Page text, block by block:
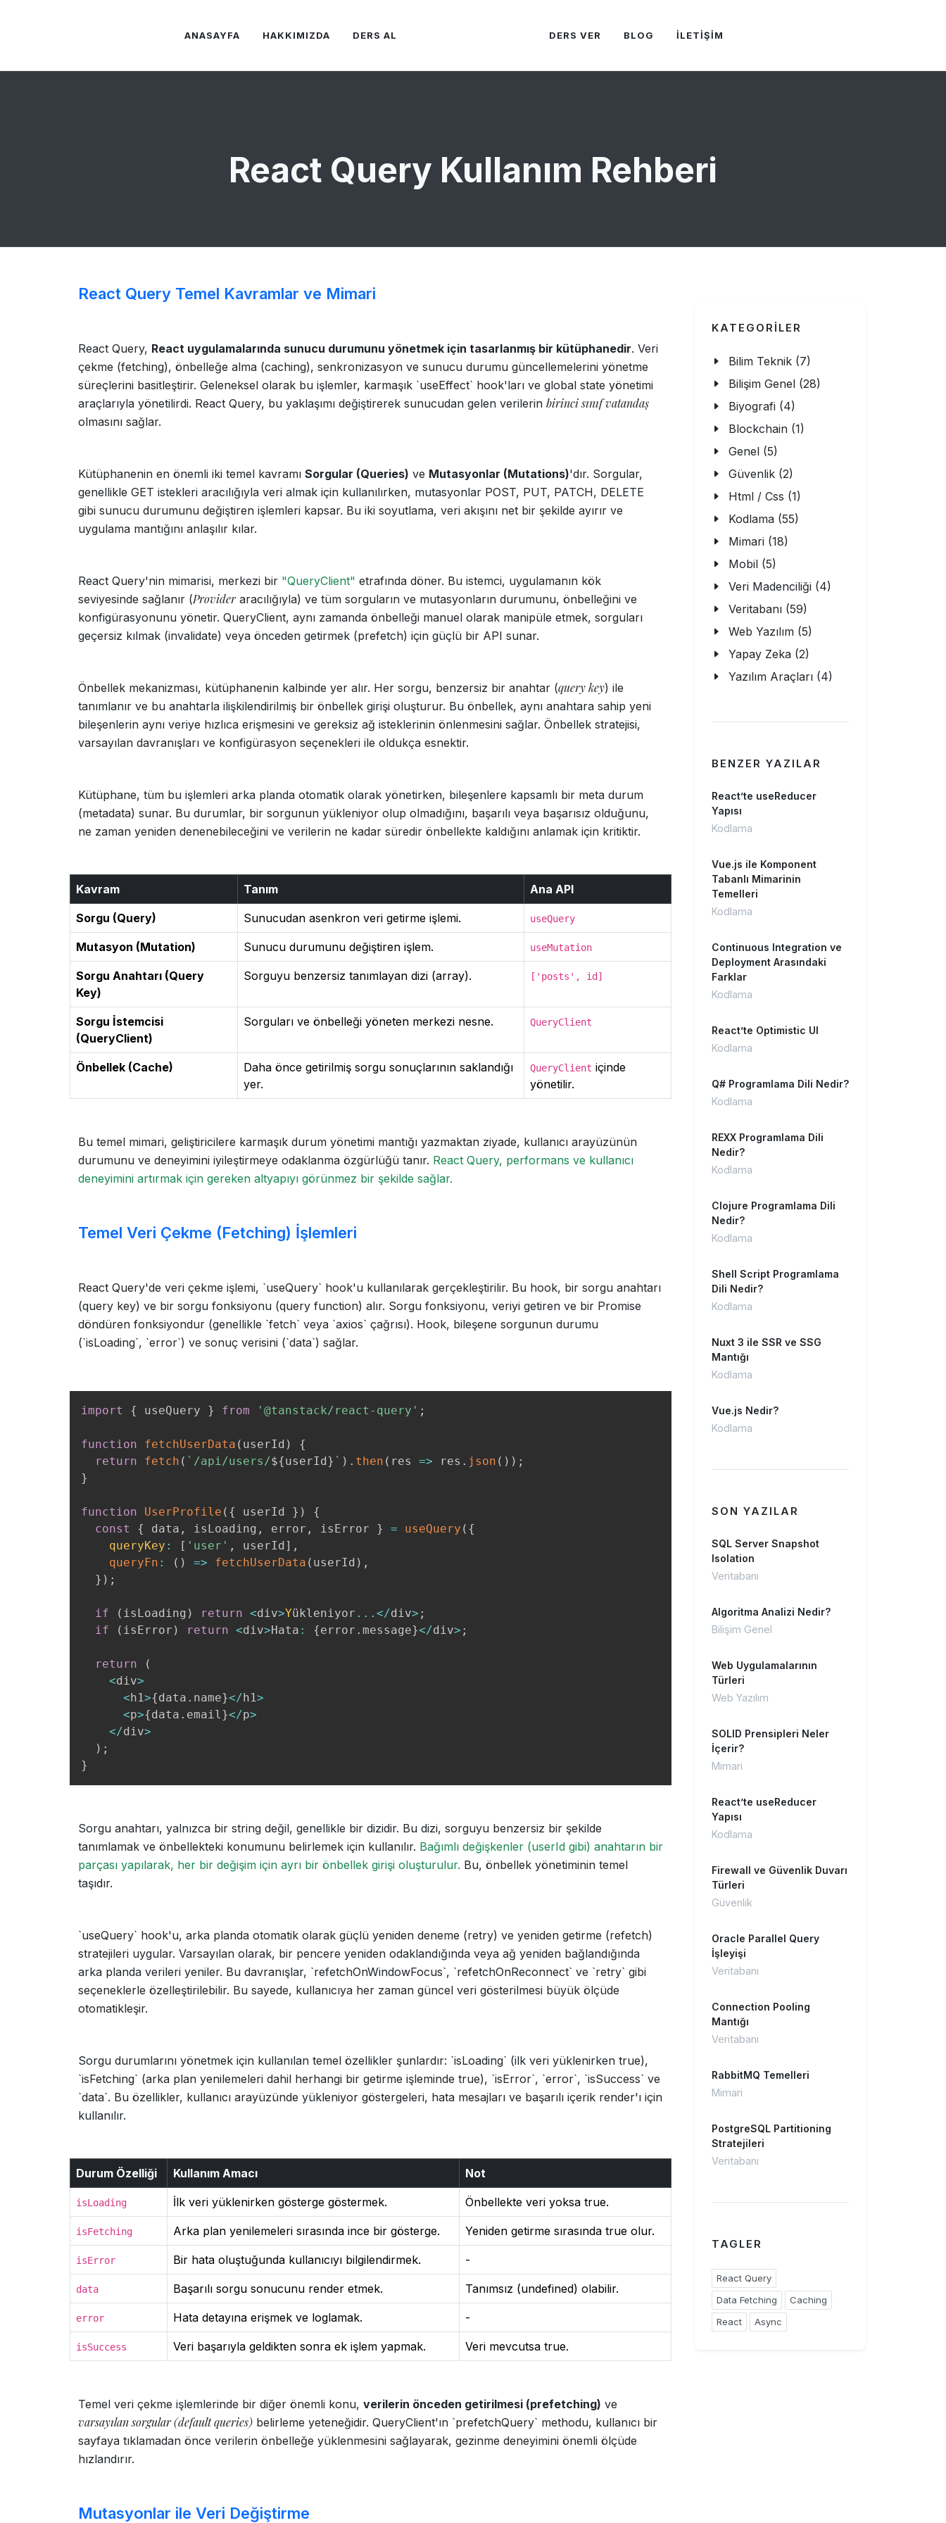
ANASAYFA HAKKIMIZDA DERS AL DERS VER BLOG İLETİŞİM
React Query Kullanım Rehberi
React Query Temel Kavramlar ve Mimari
React Query, React uygulamalarında sunucu durumunu yönetmek için tasarlanmış bir kütüphanedir. Veri
çekme (fetching), önbelleğe alma (caching), senkronizasyon ve sunucu durumu güncellemelerini yönetme
süreçlerini basitleştirir. Geleneksel olarak bu işlemler, karmaşık `useEffect` hook'ları ve global state yönetimi
araçlarıyla yönetilirdi. React Query, bu yaklaşımı değiştirerek sunucudan gelen verilerin birinci sınıf vatandaş
olmasını sağlar.
Kütüphanenin en önemli iki temel kavramı Sorgular (Queries) ve Mutasyonlar (Mutations)'dır. Sorgular,
genellikle GET istekleri aracılığıyla veri almak için kullanılırken, mutasyonlar POST, PUT, PATCH, DELETE
gibi sunucu durumunu değiştiren işlemleri kapsar. Bu iki soyutlama, veri akışını net bir şekilde ayırır ve
uygulama mantığını anlaşılır kılar.
React Query'nin mimarisi, merkezi bir "QueryClient" etrafında döner. Bu istemci, uygulamanın kök
seviyesinde sağlanır (Provideraracılığıyla) ve tüm sorguların ve mutasyonların durumunu, önbelleğini ve
konfigürasyonunu yönetir. QueryClient, aynı zamanda önbelleği manuel olarak manipüle etmek, sorguları
geçersiz kılmak (invalidate) veya önceden getirmek (prefetch) için güçlü bir API sunar.
Önbellek mekanizması, kütüphanenin kalbinde yer alır. Her sorgu, benzersiz bir anahtar (query key) ile
tanımlanır ve bu anahtarla ilişkilendirilmiş bir önbellek girişi oluşturur. Bu önbellek, aynı anahtara sahip yeni
bileşenlerin aynı veriye hızlıca erişmesini ve gereksiz ağ isteklerinin önlenmesini sağlar. Önbellek stratejisi,
varsayılan davranışları ve konfigürasyon seçenekleri ile oldukça esnektir.
Kütüphane, tüm bu işlemleri arka planda otomatik olarak yönetirken, bileşenlere kapsamlı bir meta durum
(metadata) sunar. Bu durumlar, bir sorgunun yükleniyor olup olmadığını, başarılı veya başarısız olduğunu,
ne zaman yeniden denenebileceğini ve verilerin ne kadar süredir önbellekte kaldığını anlamak için kritiktir.
Kavram Tanım Ana API
Sorgu (Query) Sunucudan asenkron veri getirme işlemi. useQuery
Mutasyon (Mutation) Sunucu durumunu değiştiren işlem. useMutation
Sorgu Anahtarı (Query
Key)
Sorguyu benzersiz tanımlayan dizi (array). ['posts', id]
Sorgu İstemcisi
(QueryClient)
Sorguları ve önbelleği yöneten merkezi nesne. QueryClient
Önbellek (Cache)
Daha önce getirilmiş sorgu sonuçlarının saklandığı
yer.
QueryClient içinde
yönetilir.
Bu temel mimari, geliştiricilere karmaşık durum yönetimi mantığı yazmaktan ziyade, kullanıcı arayüzünün
durumunu ve deneyimini iyileştirmeye odaklanma özgürlüğü tanır. React Query, performans ve kullanıcı
deneyimini artırmak için gereken altyapıyı görünmez bir şekilde sağlar.
Temel Veri Çekme (Fetching) İşlemleri
React Query'de veri çekme işlemi, `useQuery` hook'u kullanılarak gerçekleştirilir. Bu hook, bir sorgu anahtarı
(query key) ve bir sorgu fonksiyonu (query function) alır. Sorgu fonksiyonu, veriyi getiren ve bir Promise
döndüren fonksiyondur (genellikle `fetch` veya `axios` çağrısı). Hook, bileşene sorgunun durumu
(`isLoading`, `error`) ve sonuç verisini (`data`) sağlar.
import { useQuery } from '@tanstack/react-query' ;
function fetchUserData ( userId )
{
return
fetch ( ` /api/users/${userId} ` ) . then ( res => res . json ( ) ) ;
}
function UserProfile ( { userId } )
{
const
{ data , isLoading , error , isError } = useQuery ( {
queryKey : [ 'user' , userId ] ,
queryFn : ( ) => fetchUserData ( userId ) ,
} ) ;
if ( isLoading ) return <div>Yükleniyor ... </div> ;
if
( isError ) return <div>Hata : {error . message}</div> ;
return
(
<div>
<h1>{data . name}</h1>
<p>{data . email}</p>
</div>
) ;
}
Sorgu anahtarı, yalnızca bir string değil, genellikle bir dizidir. Bu dizi, sorguyu benzersiz bir şekilde
tanımlamak ve önbellekteki konumunu belirlemek için kullanılır. Bağımlı değişkenler (userId gibi) anahtarın bir
parçası yapılarak, her bir değişim için ayrı bir önbellek girişi oluşturulur. Bu, önbellek yönetiminin temel
taşıdır.
`useQuery` hook'u, arka planda otomatik olarak güçlü yeniden deneme (retry) ve yeniden getirme (refetch)
stratejileri uygular. Varsayılan olarak, bir pencere yeniden odaklandığında veya ağ yeniden bağlandığında
arka planda verileri yeniler. Bu davranışlar, `refetchOnWindowFocus`, `refetchOnReconnect` ve `retry` gibi
seçeneklerle özelleştirilebilir. Bu sayede, kullanıcıya her zaman güncel veri gösterilmesi büyük ölçüde
otomatikleşir.
Sorgu durumlarını yönetmek için kullanılan temel özellikler şunlardır: `isLoading` (ilk veri yüklenirken true),
`isFetching` (arka plan yenilemeleri dahil herhangi bir getirme işleminde true), `isError`, `error`, `isSuccess` ve
`data`. Bu özellikler, kullanıcı arayüzünde yükleniyor göstergeleri, hata mesajları ve başarılı içerik render'ı için
kullanılır.
Durum Özelliği Kullanım Amacı Not
isLoading İlk veri yüklenirken gösterge göstermek. Önbellekte veri yoksa true.
isFetching Arka plan yenilemeleri sırasında ince bir gösterge. Yeniden getirme sırasında true olur.
isError Bir hata oluştuğunda kullanıcıyı bilgilendirmek. -
data Başarılı sorgu sonucunu render etmek. Tanımsız (undefined) olabilir.
error Hata detayına erişmek ve loglamak. -
isSuccess Veri başarıyla geldikten sonra ek işlem yapmak. Veri mevcutsa true.
Temel veri çekme işlemlerinde bir diğer önemli konu, verilerin önceden getirilmesi (prefetching) ve
varsayılan sorgular (default queries) belirleme yeteneğidir. QueryClient'ın `prefetchQuery` methodu, kullanıcı bir
sayfaya tıklamadan önce verilerin önbelleğe yüklenmesini sağlayarak, gezinme deneyimini önemli ölçüde
hızlandırır.
Mutasyonlar ile Veri Değiştirme
KATEGORİLER
Bilim Teknik (7)
Bilişim Genel (28)
Biyografi (4)
Blockchain (1)
Genel (5)
Güvenlik (2)
Html / Css (1)
Kodlama (55)
Mimari (18)
Mobil (5)
Veri Madenciliği (4)
Veritabanı (59)
Web Yazılım (5)
Yapay Zeka (2)
Yazılım Araçları (4)
BENZER YAZILAR
React’te useReducer
Yapısı
Kodlama
Vue.js ile Komponent
Tabanlı Mimarinin
Temelleri
Kodlama
Continuous Integration ve
Deployment Arasındaki
Farklar
Kodlama
React’te Optimistic UI
Kodlama
Q# Programlama Dili Nedir?
Kodlama
REXX Programlama Dili
Nedir?
Kodlama
Clojure Programlama Dili
Nedir?
Kodlama
Shell Script Programlama
Dili Nedir?
Kodlama
Nuxt 3 ile SSR ve SSG
Mantığı
Kodlama
Vue.js Nedir?
Kodlama
SON YAZILAR
SQL Server Snapshot
Isolation
Veritabanı
Algoritma Analizi Nedir?
Bilişim Genel
Web Uygulamalarının
Türleri
Web Yazılım
SOLID Prensipleri Neler
İçerir?
Mimari
React’te useReducer
Yapısı
Kodlama
Firewall ve Güvenlik Duvarı
Türleri
Güvenlik
Oracle Parallel Query
İşleyişi
Veritabanı
Connection Pooling
Mantığı
Veritabanı
RabbitMQ Temelleri
Mimari
PostgreSQL Partitioning
Stratejileri
Veritabanı
TAGLER
React Query
Data Fetching
Caching
React
Async